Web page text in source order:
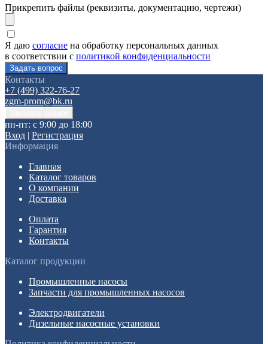
Прикрепить файлы (реквизиты, документацию, чертежи)
Я даю согласие на обработку персональных данных
в соответствии с политикой конфиденциальности
Контакты
+7 (499) 322-76-27
zgm-prom@bk.ru
пн-пт: с 9:00 до 18:00
Вход | Регистрация
Информация
Главная
Каталог товаров
О компании
Доставка
Оплата
Гарантия
Контакты
Каталог продукции
Промышленные насосы
Запчасти для промышленных насосов
Электродвигатели
Дизельные насосные установки